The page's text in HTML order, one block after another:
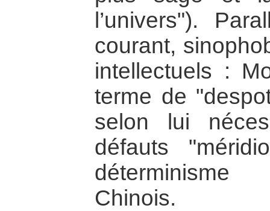
l’univers").
courant,
intellectuels :
terme de
selon lui
défauts
déterminisme
Chinois.